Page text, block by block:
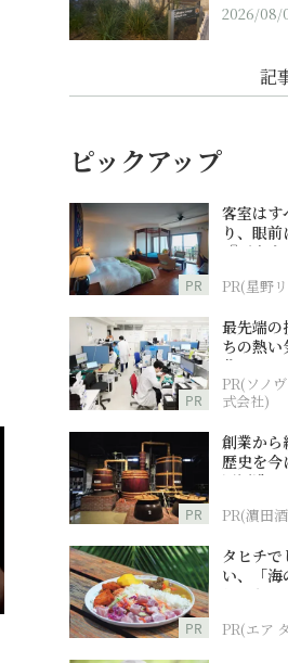
2026/08/
記
ピックアップ
PR
客室はす
り、眼
『西表
PR(星野
PR
最先端の
ちの熱い
作られて
イド補聴
PR(ソノ
式会社)
PR
創業から
歴史を今
田酒造
PR(濵田
PR
タヒチで
い、「海
とつなが
PR(エア